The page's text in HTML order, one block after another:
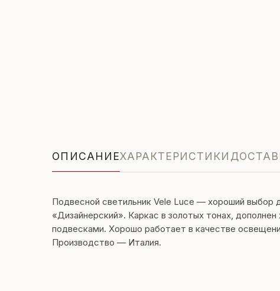
ОПИСАНИЕХАРАКТЕРИСТИКИ
Подвесной светильник Vele Luce — хороший выбор
«Дизайнерский». Каркас в золотых тонах, дополнен
подвесками. Хорошо работает в качестве
Производство — Италия.